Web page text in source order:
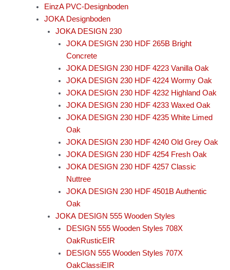
EinzA PVC-Designboden
JOKA Designboden
JOKA DESIGN 230
JOKA DESIGN 230 HDF 265B Bright
Concrete
JOKA DESIGN 230 HDF 4223 Vanilla Oak
JOKA DESIGN 230 HDF 4224 Wormy Oak
JOKA DESIGN 230 HDF 4232 Highland Oak
JOKA DESIGN 230 HDF 4233 Waxed Oak
JOKA DESIGN 230 HDF 4235 White Limed
Oak
JOKA DESIGN 230 HDF 4240 Old Grey Oak
JOKA DESIGN 230 HDF 4254 Fresh Oak
JOKA DESIGN 230 HDF 4257 Classic
Nuttree
JOKA DESIGN 230 HDF 4501B Authentic
Oak
JOKA DESIGN 555 Wooden Styles
DESIGN 555 Wooden Styles 708X
OakRusticEIR
DESIGN 555 Wooden Styles 707X
OakClassiEIR